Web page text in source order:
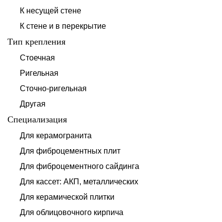
К несущей стене
К стене и в перекрытие
Тип крепления
Стоечная
Ригельная
Сточно-ригельная
Другая
Специализация
Для керамогранита
Для фиброцементных плит
Для фиброцементного сайдинга
Для кассет: АКП, металлических
Для керамической плитки
Для облицовочного кирпича